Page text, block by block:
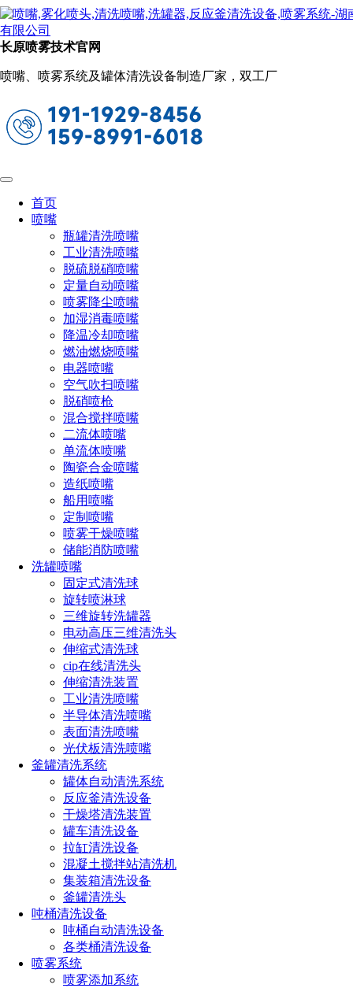
长原喷雾技术官网
喷嘴、喷雾系统及罐体清洗设备制造厂家，双工厂
首页
喷嘴
瓶罐清洗喷嘴
工业清洗喷嘴
脱硫脱硝喷嘴
定量自动喷嘴
喷雾降尘喷嘴
加湿消毒喷嘴
降温冷却喷嘴
燃油燃烧喷嘴
电器喷嘴
空气吹扫喷嘴
脱硝喷枪
混合搅拌喷嘴
二流体喷嘴
单流体喷嘴
陶瓷合金喷嘴
造纸喷嘴
船用喷嘴
定制喷嘴
喷雾干燥喷嘴
储能消防喷嘴
洗罐喷嘴
固定式清洗球
旋转喷淋球
三维旋转洗罐器
电动高压三维清洗头
伸缩式清洗球
cip在线清洗头
伸缩清洗装置
工业清洗喷嘴
半导体清洗喷嘴
表面清洗喷嘴
光伏板清洗喷嘴
釜罐清洗系统
罐体自动清洗系统
反应釜清洗设备
干燥塔清洗装置
罐车清洗设备
拉缸清洗设备
混凝土搅拌站清洗机
集装箱清洗设备
釜罐清洗头
吨桶清洗设备
吨桶自动清洗设备
各类桶清洗设备
喷雾系统
喷雾添加系统
新闻动态
当前位置：
高压喷枪喷嘴结构
2022-09-30 15:18:21 阅读量：1174
高压清洗机喷枪的喷嘴结构形式的不同，我们可以把喷枪
分为以下四种，它们分别是：集束喷枪、平衡喷枪、长喷枪、
一)集束喷枪，为了进行大面积的清洗，可以使喷嘴安置
在圆柱端面上，也可以将
样产生的多结束射流,清洗设备，就增大了清洗的覆盖面积。
二)平衡喷枪，这是一种无后力喷枪，非常适合立面高位
清洗作业。
三)长喷枪，顾名思义,高压清洗机，其构造比较大，除了
一般的刚性长喷枪之外，喷头固定在内经是4.8-25.4米的柔性
喷杆或刚性喷杆还可以和喷枪联合使用。
四)短喷枪，显而易见，其构造小巧玲珑，可依据不同的
清洗物体，任意调控成所需要的射流，这种喷枪可以根据冲击
力的大小喷出三种射流，它们分别是；软雾、硬雾和冲击水
柱。软雾射流的射程能达半米范围之内，其冲击力有些微弱，
适合用来清洗承压较小的物体和玻璃，然而冲击水柱的有效射
程竟然可以达12米之多，其冲击力度很大，可以用来清洗粘结
较硬的表面污垢。硬物射流的射程可在半米和十二米之间根据
需要调节，可以用来清洗汽车外壳和建筑物表面以及能够承受
一定压力的其他物体。
在具体的运用中，高压清洗机操作人员可以根据不同的需
要，来选择不同的喷枪来进行清洗作业，其工作效率自然就会
大大提高许多。
点击免费获取选型方案报价
如您对长原产品有采购或者其他任何需求及疑问，请来电
或加微信沟通！电话：
上一篇： 如何选择高压加湿器喷嘴
下一篇： 高压喷雾降温工作原理
热门文章
喷嘴规格型号参数（附：选择合适喷嘴的4个小技巧）
喷嘴的规格和型号选择方法（超详细喷嘴选型方法）